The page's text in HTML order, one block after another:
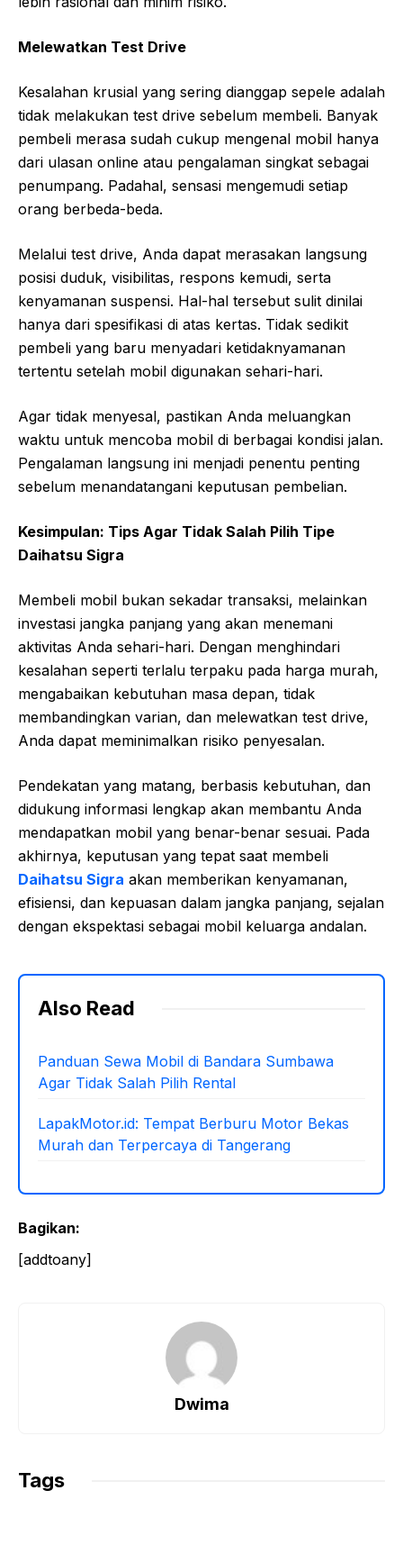
Melewatkan Test Drive
Kesalahan krusial yang sering dianggap sepele adalah
tidak melakukan test drive sebelum membeli. Banyak
pembeli merasa sudah cukup mengenal mobil hanya
dari ulasan online atau pengalaman singkat sebagai
penumpang. Padahal, sensasi mengemudi setiap
orang berbeda-beda.
Melalui test drive, Anda dapat merasakan langsung
posisi duduk, visibilitas, respons kemudi, serta
kenyamanan suspensi. Hal-hal tersebut sulit dinilai
hanya dari spesifikasi di atas kertas. Tidak sedikit
pembeli yang baru menyadari ketidaknyamanan
tertentu setelah mobil digunakan sehari-hari.
Agar tidak menyesal, pastikan Anda meluangkan
waktu untuk mencoba mobil di berbagai kondisi jalan.
Pengalaman langsung ini menjadi penentu penting
sebelum menandatangani keputusan pembelian.
Kesimpulan: Tips Agar Tidak Salah Pilih Tipe
Daihatsu Sigra
Membeli mobil bukan sekadar transaksi, melainkan
investasi jangka panjang yang akan menemani
aktivitas Anda sehari-hari. Dengan menghindari
kesalahan seperti terlalu terpaku pada harga murah,
mengabaikan kebutuhan masa depan, tidak
membandingkan varian, dan melewatkan test drive,
Anda dapat meminimalkan risiko penyesalan.
Pendekatan yang matang, berbasis kebutuhan, dan
didukung informasi lengkap akan membantu Anda
mendapatkan mobil yang benar-benar sesuai. Pada
akhirnya, keputusan yang tepat saat membeli
Daihatsu Sigra akan memberikan kenyamanan,
efisiensi, dan kepuasan dalam jangka panjang, sejalan
dengan ekspektasi sebagai mobil keluarga andalan.
Also Read
Panduan Sewa Mobil di Bandara Sumbawa
Agar Tidak Salah Pilih Rental
LapakMotor.id: Tempat Berburu Motor Bekas
Murah dan Terpercaya di Tangerang
Bagikan:
[addtoany]
Dwima
Tags